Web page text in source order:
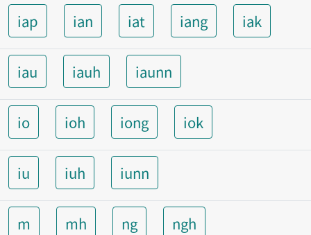
iap
ian iat iang iak
iau iauh iaunn
io ioh iong iok
iu iuh iunn
m mh ng ngh